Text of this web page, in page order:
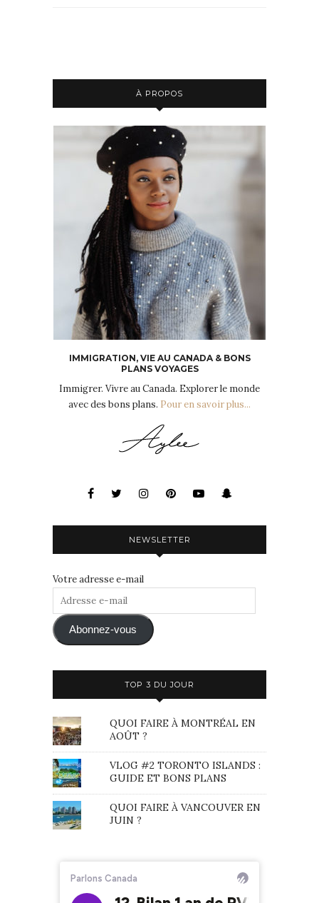
À PROPOS
IMMIGRATION, VIE AU CANADA & BONS
PLANS VOYAGES
Immigrer. Vivre au Canada. Explorer le monde
avec des bons plans. Pour en savoir plus...
NEWSLETTER
Votre adresse e-mail
Adresse
mail Abonnez-vous
TOP 3 DU JOUR
QUOI FAIRE À MONTRÉAL EN
AOÛT ?
VLOG #2 TORONTO ISLANDS :
GUIDE ET BONS PLANS
QUOI FAIRE À VANCOUVER EN
JUIN ?